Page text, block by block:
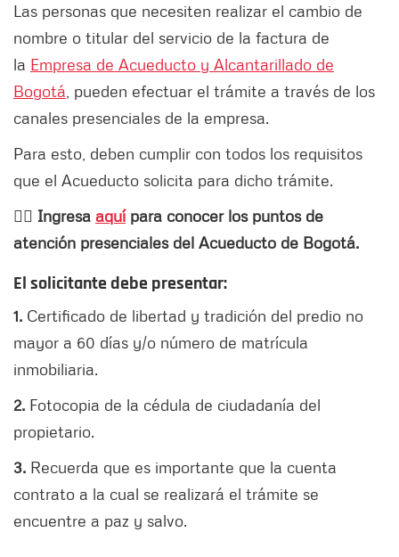
Las personas que necesiten realizar el cambio de
nombre o titular del servicio de la factura de
la Empresa de Acueducto y Alcantarillado de
Bogotá , pueden efectuar el trámite a través de los
canales presenciales de la empresa.
Para esto, deben cumplir con todos los requisitos
que el Acueducto solicita para dicho trámite.
👉🏻 Ingresa aquípara conocer los puntos de
atención presenciales del Acueducto de Bogotá.
El solicitante debe presentar:
1. Certificado de libertad y tradición del predio no
mayor a 60 días y/o número de matrícula
inmobiliaria.
2. Fotocopia de la cédula de ciudadanía del
propietario.
3. Recuerda que es importante que la cuenta
contrato a la cual se realizará el trámite se
encuentre a paz y salvo.